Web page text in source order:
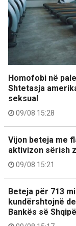
Homofobi në
Shtetasja
seksual
09/08 15:28
Vijon beteja me
aktivizon sërish
09/08 15:21
Beteja për 713
kundërshtojnë
Bankës së